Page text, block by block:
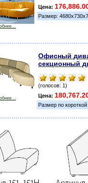
Цена:
Размер:
Офисный
секционный
(голосов: 1)
Цена:
Размер по